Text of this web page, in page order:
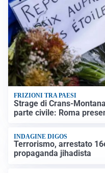
FRIZIONI TRA PAESI
Strage di Crans-
parte civile: Roma
INDAGINE DIGOS
Terrorismo, arrestato
propaganda jihadista